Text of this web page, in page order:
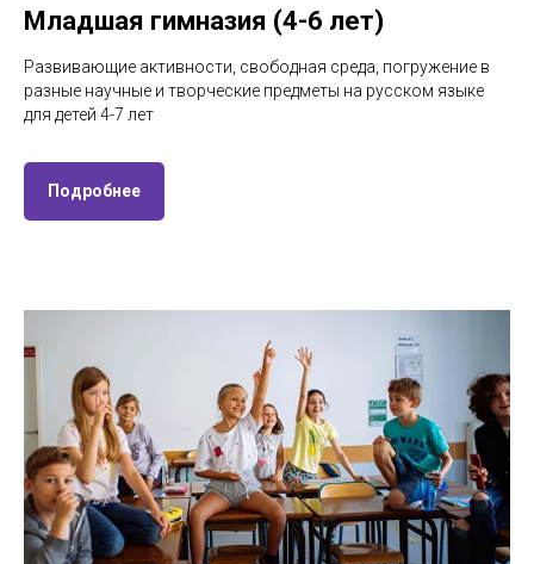
Младшая гимназия (4-6 лет)
Развивающие активности, свободная среда, погружение в
разные научные и творческие предметы на русском языке
для детей 4-7 лет
Подробнее